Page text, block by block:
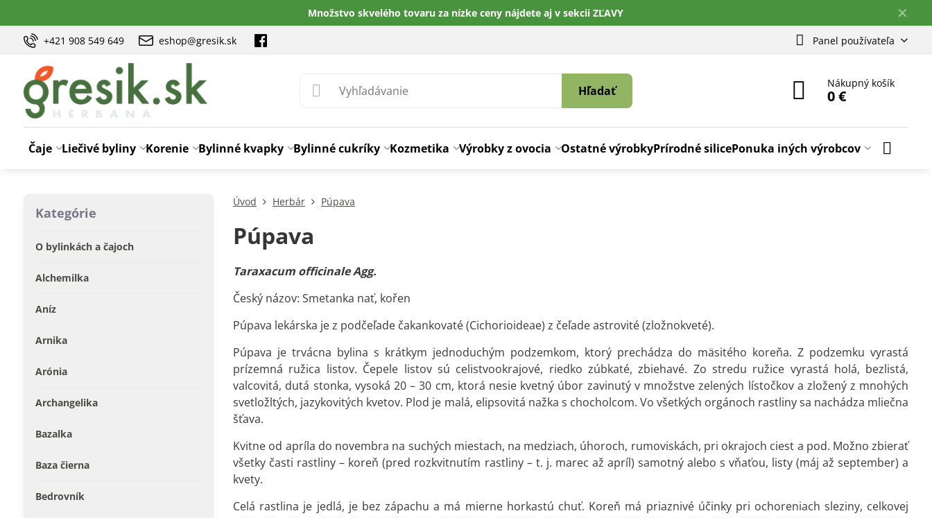
✕
Množstvo skvelého tovaru za nízke ceny nájdete aj v sekcii ZĽAVY
+421 908 549 649 eshop@gresik.sk Panel používateľa
Hľadať
Nákupný košík
0 €
Čaje Liečivé byliny Korenie Bylinné kvapky Bylinné cukríky Kozmetika Výrobky z ovocia Ostatné výrobkyPrírodné silicePonuka iných výrobcov
Úvod Herbár Púpava
Púpava
Taraxacum officinale Agg.
Český názov: Smetanka nať, kořen
Púpava lekárska je z podčeľade čakankovaté (Cichorioideae) z čeľade astrovité (zložnokveté).
Púpava je trvácna bylina s krátkym jednoduchým podzemkom, ktorý prechádza do mäsitého koreňa. Z podzemku vyrastá
prízemná ružica listov. Čepele listov sú celistvookrajové, riedko zúbkaté, zbiehavé. Zo stredu ružice vyrastá holá, bezlistá,
valcovitá, dutá stonka, vysoká 20 – 30 cm, ktorá nesie kvetný úbor zavinutý v množstve zelených lístočkov a zložený z mnohých
svetložltých, jazykovitých kvetov. Plod je malá, elipsovitá nažka s chocholcom. Vo všetkých orgánoch rastliny sa nachádza mliečna
šťava.
Kvitne od apríla do novembra na suchých miestach, na medziach, úhoroch, rumoviskách, pri okrajoch ciest a pod. Možno zbierať
všetky časti rastliny – koreň (pred rozkvitnutím rastliny – t. j. marec až apríl) samotný alebo s vňaťou, listy (máj až september) a
kvety.
Celá rastlina je jedlá, je bez zápachu a má mierne horkastú chuť. Koreň má priaznivé účinky pri ochoreniach sleziny, celkovej
Kategórie
O bylinkách a čajoch
Alchemilka
Aníz
Arnika
Arónia
Archangelika
Bazalka
Baza čierna
Bedrovník